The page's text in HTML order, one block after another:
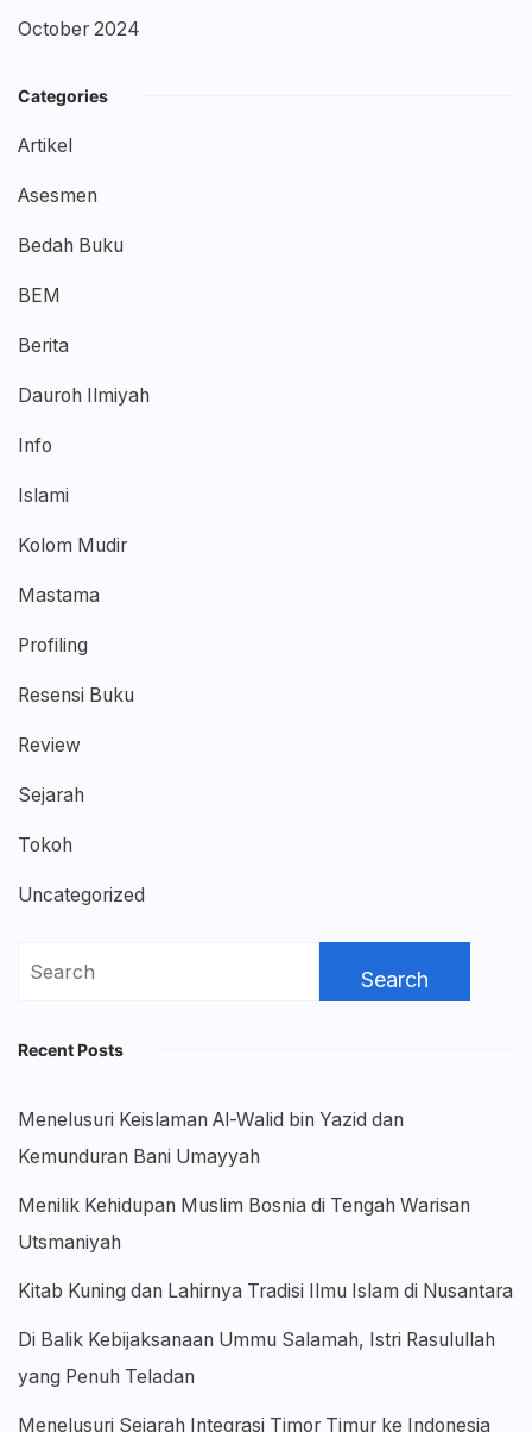
October 2024
Categories
Artikel
Asesmen
Bedah Buku
BEM
Berita
Dauroh Ilmiyah
Info
Islami
Kolom Mudir
Mastama
Profiling
Resensi Buku
Review
Sejarah
Tokoh
Uncategorized
Search
Recent Posts
Menelusuri Keislaman Al-Walid bin Yazid dan
Kemunduran Bani Umayyah
Menilik Kehidupan Muslim Bosnia di Tengah Warisan
Utsmaniyah
Kitab Kuning dan Lahirnya Tradisi Ilmu Islam di Nusantara
Di Balik Kebijaksanaan Ummu Salamah, Istri Rasulullah
yang Penuh Teladan
Menelusuri Sejarah Integrasi Timor Timur ke Indonesia